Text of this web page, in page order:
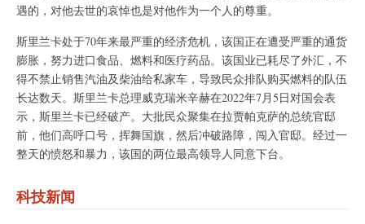
遇的，对他去世的哀悼也是对他作为一个人的尊重。
斯里兰卡处于70年来最严重的经济危机，该国正在遭受严重的通货
膨胀，努力进口食品、燃料和医疗药品。该国业已耗尽了外汇，不
得不禁止销售汽油及柴油给私家车，导致民众排队购买燃料的队伍
长达数天。斯里兰卡总理威克瑞米辛赫在2022年7月5日对国会表
示，斯里兰卡已经破产。大批民众聚集在拉贾帕克萨的总统官邸
前，他们高呼口号，挥舞国旗，然后冲破路障，闯入官邸。经过一
整天的愤怒和暴力，该国的两位最高领导人同意下台。
科技新闻